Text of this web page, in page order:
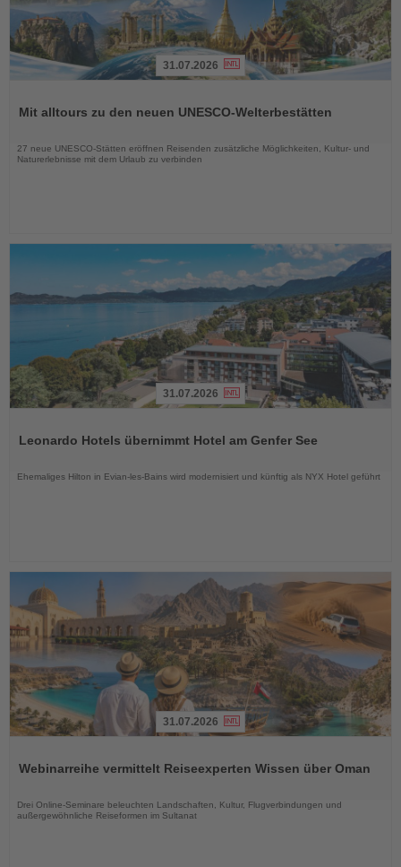
die
31.07.2026
Mit alltours zu den neuen UNESCO-Welterbestätten
27 neue UNESCO-Stätten eröffnen Reisenden zusätzliche Möglichkeiten, Kultur- und
Naturerlebnisse mit dem Urlaub zu verbinden
die
31.07.2026
Leonardo Hotels übernimmt Hotel am Genfer See
Ehemaliges Hilton in Evian-les-Bains wird modernisiert und künftig als NYX Hotel geführt
die
31.07.2026
Webinarreihe vermittelt Reiseexperten Wissen über Oman
Drei Online-Seminare beleuchten Landschaften, Kultur, Flugverbindungen und
außergewöhnliche Reiseformen im Sultanat